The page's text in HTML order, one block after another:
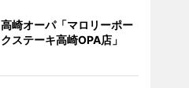
高崎オーパ「マロリーポー
クステーキ高崎OPA店」